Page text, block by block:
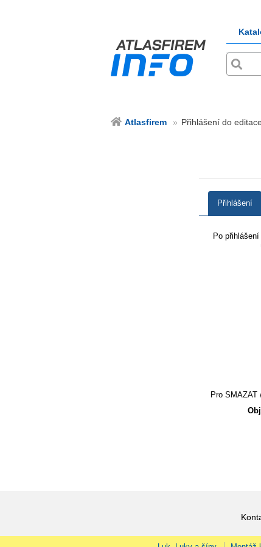
Atlasfirem Přihlášení do
Přihlášení
Po
Pro